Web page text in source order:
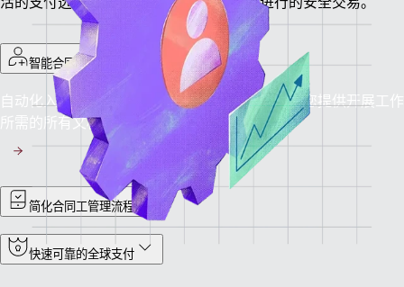
智能合同工入职
自动化入职让合同工快速熟悉工作流程，同时为您提供开展工作
所需的所有文档。
简化合同工管理流程
快速可靠的全球支付